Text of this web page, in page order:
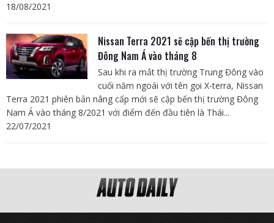
18/08/2021
Nissan Terra 2021 sẽ cập bến thị trường
Đông Nam Á vào tháng 8
Sau khi ra mắt thị trường Trung Đông vào
cuối năm ngoái với tên gọi X-terra, Nissan
Terra 2021 phiên bản nâng cấp mới sẽ cập bến thị trường Đông
Nam Á vào tháng 8/2021 với điểm đến đầu tiên là Thái...
22/07/2021